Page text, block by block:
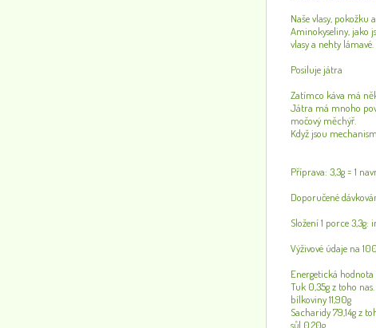
Naše vlasy, pokožku
Aminokyseliny, jako
vlasy a nehty
Posiluje játra
Zatímco káva má
Játra má mnoho
močový měchýř.
Když jsou
Příprava: 3,3g = 1
Doporučené
Složení 1 porce
Výživové údaje na
Energetická
Tuk 0,35g z toho
bílkoviny 11,90g
Sacharidy 79,14g z
sůl 0,20g